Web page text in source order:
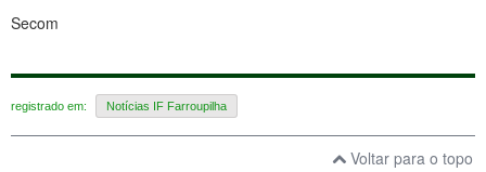
Secom
registrado em: Notícias IF Farroupilha
Voltar para o topo